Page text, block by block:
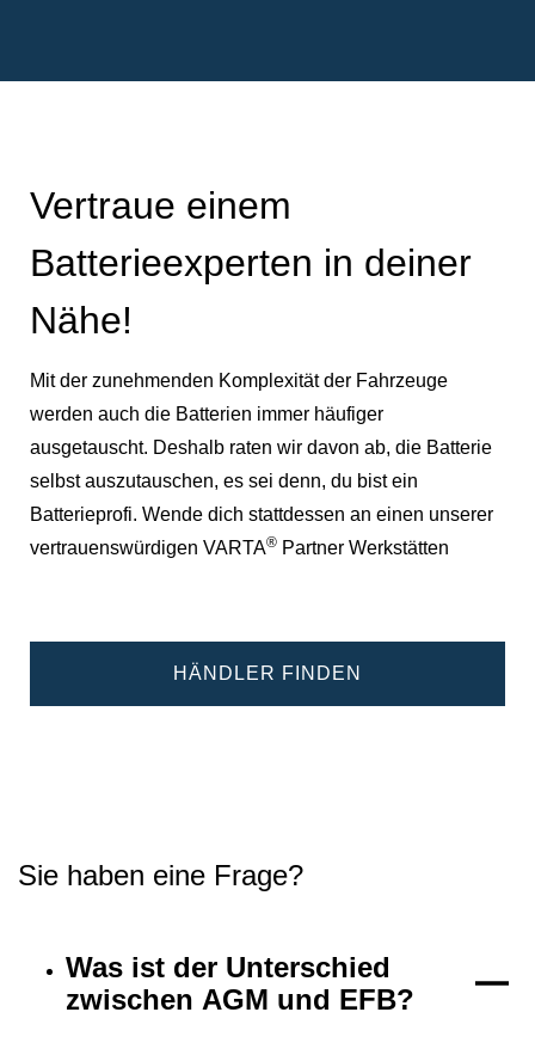
Vertraue einem
Batterieexperten in deiner
Nähe!
Mit der zunehmenden Komplexität der Fahrzeuge
werden auch die Batterien immer häufiger
ausgetauscht. Deshalb raten wir davon ab, die Batterie
selbst auszutauschen, es sei denn, du bist ein
Batterieprofi. Wende dich stattdessen an einen unserer
vertrauenswürdigen VARTA® Partner Werkstätten
HÄNDLER FINDEN
Sie haben eine Frage?
Was ist der Unterschied
zwischen AGM und EFB?